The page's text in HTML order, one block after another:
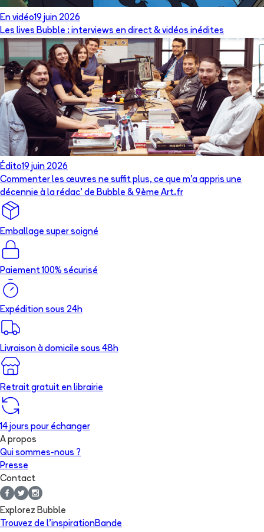
En vidéo19 juin 2026
Les lives Bubble : interviews en direct & vidéos inédites
Édito19 juin 2026
Commenter les œuvres ne suffit plus, ce que m’a appris une
décennie à la rédac’ de Bubble & 9ème Art.fr
Emballage super soigné
Paiement 100% sécurisé
Expédition sous 24h
Livraison à domicile sous 48h
Retrait gratuit en librairie
14 jours pour échanger
A propos
Qui sommes-nous ?
Presse
Contact
Explorez Bubble
Trouvez de l'inspirationBande